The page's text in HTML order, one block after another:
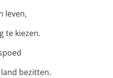
leven,
te kiezen.
bezitten.